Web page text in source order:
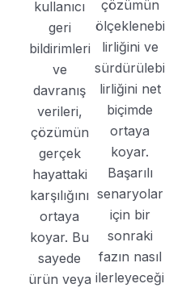
kullanıcı
geri
bildirimleri
ve
davranış
verileri,
çözümün
gerçek
hayattaki
karşılığını
ortaya
koyar. Bu
sayede
ürün veya
çözümün
ölçeklenebi
lirliğini ve
sürdürülebi
lirliğini net
biçimde
ortaya
koyar.
Başarılı
senaryolar
için bir
sonraki
fazın nasıl
ilerleyeceği